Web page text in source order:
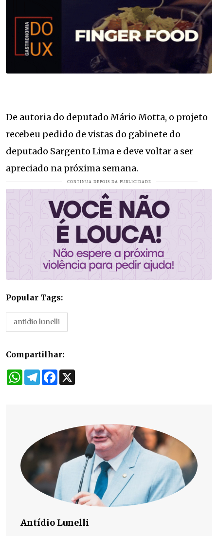
De autoria do deputado Mário Motta, o projeto
recebeu pedido de vistas do gabinete do
deputado Sargento Lima e deve voltar a ser
apreciado na próxima semana.
Popular Tags:
antidio lunelli
Compartilhar:
WhatsApp
TelegramFacebook
Antídio Lunelli